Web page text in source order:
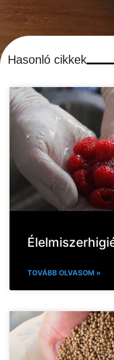
Hasonló cikkek
TOVÁBB OLVASOM »